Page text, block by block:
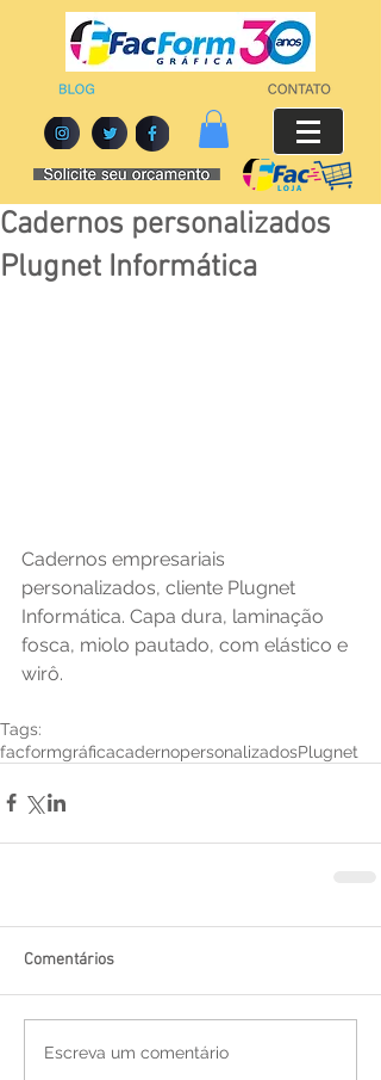
Cadernos personalizados
Plugnet Informática
Cadernos empresariais
personalizados, cliente Plugnet
Informática. Capa dura, laminação
fosca, miolo pautado, com elástico e
wirô.
Tags:
facformgráficacadernopersonalizadosPlugnet
Comentários
Escreva um comentário